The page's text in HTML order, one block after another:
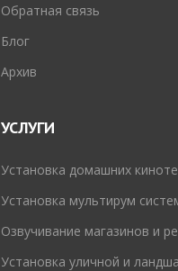
Обратная связь
Блог
Архив
УСЛУГИ
Установка домашних
Установка мультирум
Озвучивание магазинов и
Установка уличной и